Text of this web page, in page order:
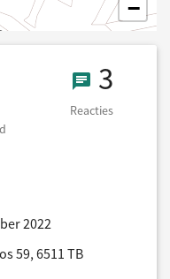
−
3 3
Reacties
2022
59, 6511 TB